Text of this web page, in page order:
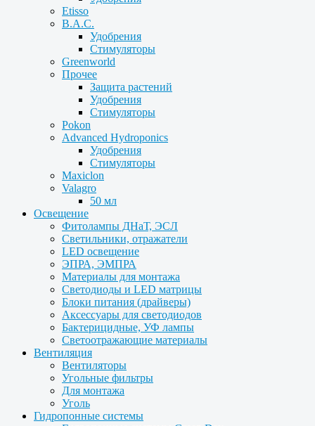
Etisso
B.A.C.
Удобрения
Стимуляторы
Greenworld
Прочее
Защита растений
Удобрения
Стимуляторы
Pokon
Advanced Hydroponics
Удобрения
Стимуляторы
Maxiclon
Valagro
50 мл
Освещение
Фитолампы ДНаТ, ЭСЛ
Светильники, отражатели
LED освещение
ЭПРА, ЭМПРА
Материалы для монтажа
Светодиоды и LED матрицы
Блоки питания (драйверы)
Аксессуары для светодиодов
Бактерицидные, УФ лампы
Светоотражающие материалы
Вентиляция
Вентиляторы
Угольные фильтры
Для монтажа
Уголь
Гидропонные системы